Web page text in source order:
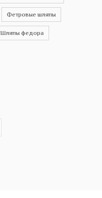
Фетровые шляпы
Шляпы федора